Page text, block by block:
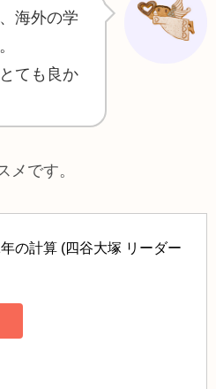
海外の学
ても良か
です。
の計算 (四谷大塚 リーダー